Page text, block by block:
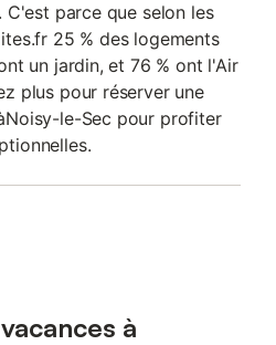
parce que selon les
25 % des logements
un jardin, et 76 % ont l'Air
plus pour réserver une
le-Sec pour profiter
à